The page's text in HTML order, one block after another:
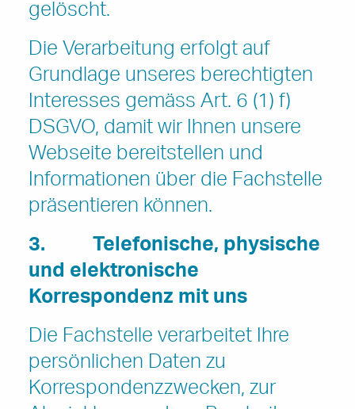
gelöscht.
Die Verarbeitung erfolgt auf
Grundlage unseres berechtigten
Interesses gemäss Art. 6 (1) f)
DSGVO, damit wir Ihnen unsere
Webseite bereitstellen und
Informationen über die Fachstelle
präsentieren können.
3. Telefonische, physische
und elektronische
Korrespondenz mit uns
Die Fachstelle verarbeitet Ihre
persönlichen Daten zu
Korrespondenzzwecken, zur